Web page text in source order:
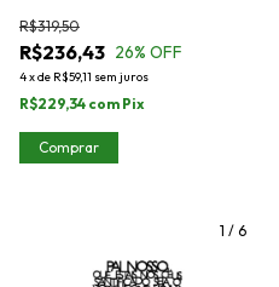
R$236,43
R$319,50
26% OFF
4xde R$59,11 sem juros
R$229,34 com Pix
Comprar
1 / 6